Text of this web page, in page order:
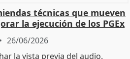
técnicas que mueven
la ejecución de los PGEx
26/06/2026